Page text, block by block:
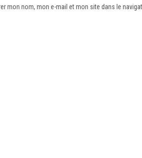
mon nom, mon e-mail et mon site dans le